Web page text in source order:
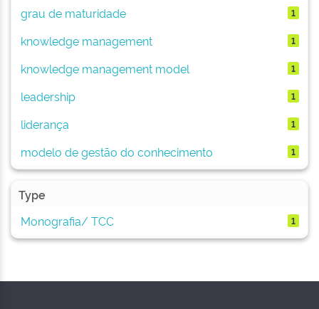
grau de maturidade
1
knowledge management 1
knowledge management model 1
leadership 1
liderança 1
modelo de gestão do conhecimento 1
Type
Monografia/ TCC
1